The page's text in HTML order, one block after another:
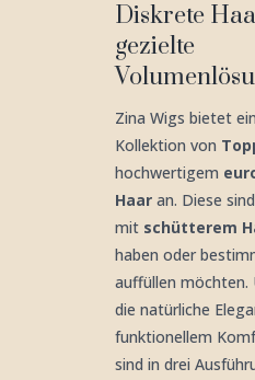
Diskrete
gezielte
Zina Wigs bietet
Kollektion von
hochwertigem
Haar an. Diese
mit schütterem
haben oder
auffüllen möchten.
die natürliche
funktionellem
sind in drei